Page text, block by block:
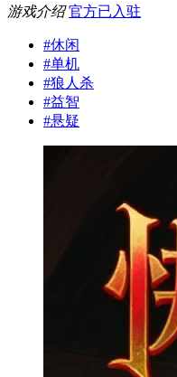
游戏介绍 官方已入驻
#休闲
#单机
#狼人杀
#益智
#悬疑